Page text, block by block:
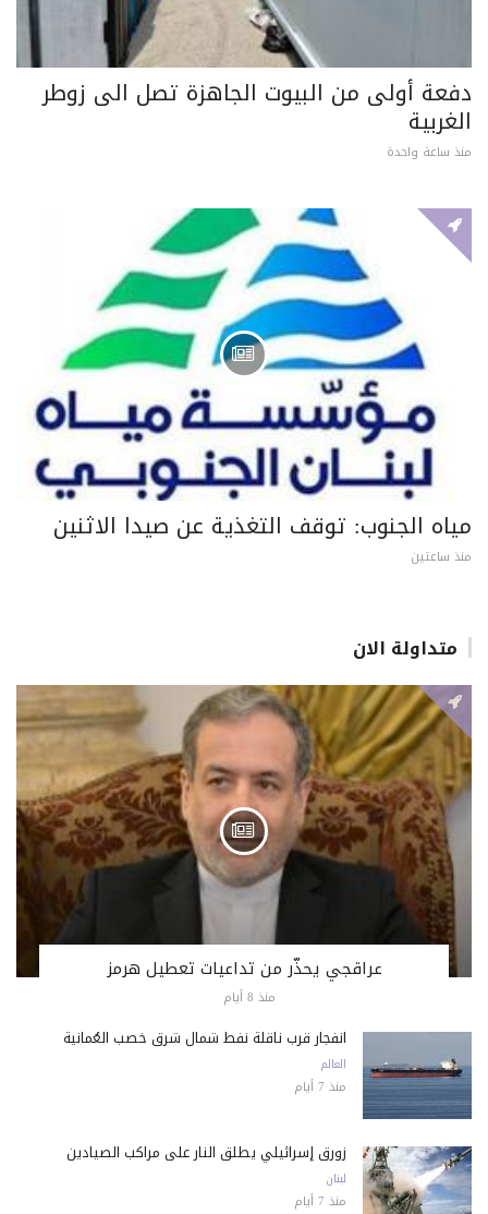
دفعة أولى من البيوت الجاهزة تصل الى زوطر
الغربية
منذ ساعة واحدة
مياه الجنوب: توقف التغذية عن صيدا الاثنين
منذ ساعتين
متداولة الان
عراقجي يحذّر من تداعيات تعطيل هرمز
منذ 8 أيام
انفجار قرب ناقلة نفط شمال شرق خصب العُمانية
العالم
منذ 7 أيام
زورق إسرائيلي يطلق النار على مراكب الصيادين
لبنان
منذ 7 أيام